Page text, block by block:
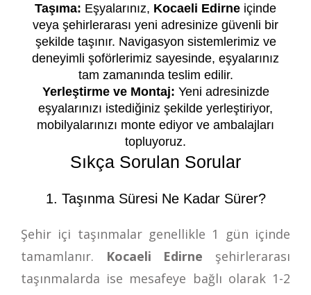
Taşıma: Eşyalarınız, Kocaeli Edirne içinde
veya şehirlerarası yeni adresinize güvenli bir
şekilde taşınır. Navigasyon sistemlerimiz ve
deneyimli şoförlerimiz sayesinde, eşyalarınız
tam zamanında teslim edilir.
Yerleştirme ve Montaj: Yeni adresinizde
eşyalarınızı istediğiniz şekilde yerleştiriyor,
mobilyalarınızı monte ediyor ve ambalajları
topluyoruz.
Sıkça Sorulan Sorular
1. Taşınma Süresi Ne Kadar Sürer?
Şehir içi taşınmalar genellikle 1 gün içinde
tamamlanır. Kocaeli Edirne şehirlerarası
taşınmalarda ise mesafeye bağlı olarak 1-2